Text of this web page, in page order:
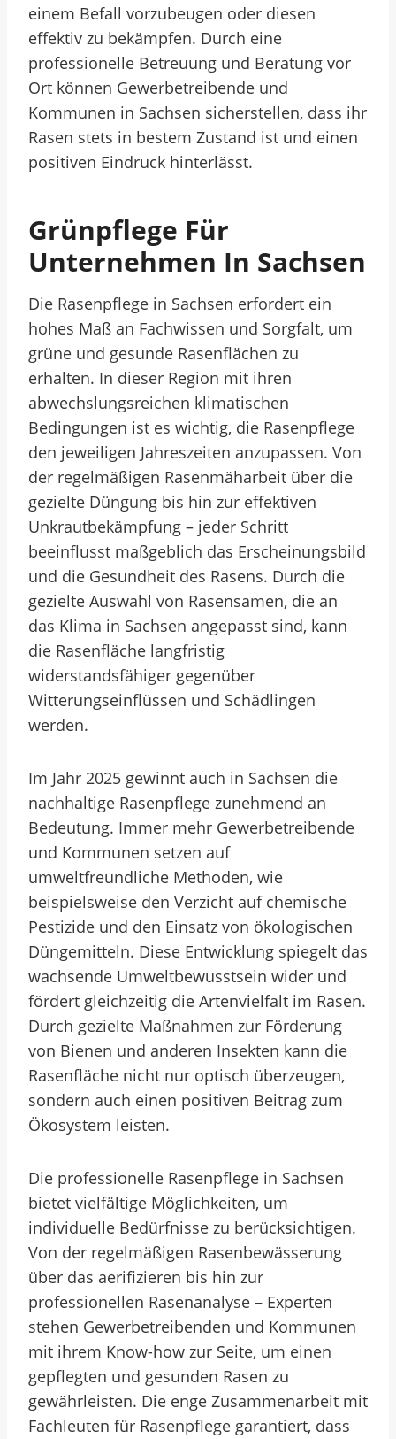
einem Befall vorzubeugen oder diesen
effektiv zu bekämpfen. Durch eine
professionelle Betreuung und Beratung vor
Ort können Gewerbetreibende und
Kommunen in Sachsen sicherstellen, dass ihr
Rasen stets in bestem Zustand ist und einen
positiven Eindruck hinterlässt.
Grünpflege Für
Unternehmen In Sachsen
Die Rasenpflege in Sachsen erfordert ein
hohes Maß an Fachwissen und Sorgfalt, um
grüne und gesunde Rasenflächen zu
erhalten. In dieser Region mit ihren
abwechslungsreichen klimatischen
Bedingungen ist es wichtig, die Rasenpflege
den jeweiligen Jahreszeiten anzupassen. Von
der regelmäßigen Rasenmäharbeit über die
gezielte Düngung bis hin zur effektiven
Unkrautbekämpfung – jeder Schritt
beeinflusst maßgeblich das Erscheinungsbild
und die Gesundheit des Rasens. Durch die
gezielte Auswahl von Rasensamen, die an
das Klima in Sachsen angepasst sind, kann
die Rasenfläche langfristig
widerstandsfähiger gegenüber
Witterungseinflüssen und Schädlingen
werden.
Im Jahr 2025 gewinnt auch in Sachsen die
nachhaltige Rasenpflege zunehmend an
Bedeutung. Immer mehr Gewerbetreibende
und Kommunen setzen auf
umweltfreundliche Methoden, wie
beispielsweise den Verzicht auf chemische
Pestizide und den Einsatz von ökologischen
Düngemitteln. Diese Entwicklung spiegelt das
wachsende Umweltbewusstsein wider und
fördert gleichzeitig die Artenvielfalt im Rasen.
Durch gezielte Maßnahmen zur Förderung
von Bienen und anderen Insekten kann die
Rasenfläche nicht nur optisch überzeugen,
sondern auch einen positiven Beitrag zum
Ökosystem leisten.
Die professionelle Rasenpflege in Sachsen
bietet vielfältige Möglichkeiten, um
individuelle Bedürfnisse zu berücksichtigen.
Von der regelmäßigen Rasenbewässerung
über das aerifizieren bis hin zur
professionellen Rasenanalyse – Experten
stehen Gewerbetreibenden und Kommunen
mit ihrem Know-how zur Seite, um einen
gepflegten und gesunden Rasen zu
gewährleisten. Die enge Zusammenarbeit mit
Fachleuten für Rasenpflege garantiert, dass